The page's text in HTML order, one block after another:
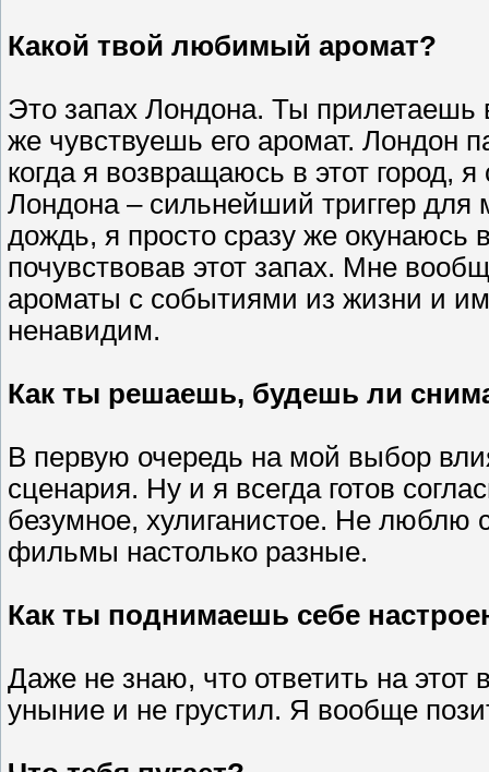
Какой твой любимый аромат?
Это запах Лондона. Ты прилетаешь
же чувствуешь его аромат. Лондон
когда я возвращаюсь в этот город,
Лондона – сильнейший триггер для
дождь, я просто сразу же окунаюсь
почувствовав этот запах. Мне
ароматы с событиями из жизни и
ненавидим.
Как ты решаешь, будешь ли
В первую очередь на мой выбор
сценария. Ну и я всегда готов
безумное, хулиганистое. Не люблю
фильмы настолько разные.
Как ты поднимаешь себе
Даже не знаю, что ответить на этот
уныние и не грустил. Я вообще